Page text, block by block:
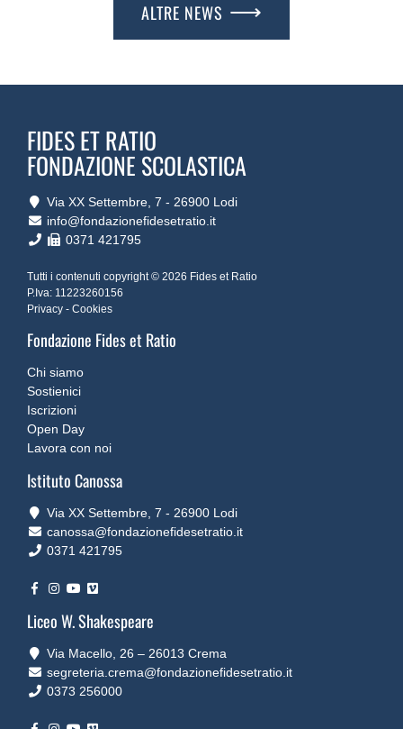
ALTRE NEWS
FIDES ET RATIO
FONDAZIONE SCOLASTICA
Via XX Settembre, 7 ‐ 26900 Lodi
info@fondazionefidesetratio.it
0371 421795
Tutti i contenuti copyright © 2026 Fides et Ratio
P.Iva: 11223260156
Privacy - Cookies
Fondazione Fides et Ratio
Chi siamo
Sostienici
Iscrizioni
Open Day
Lavora con noi
Istituto Canossa
Via XX Settembre, 7 ‐ 26900 Lodi
canossa@fondazionefidesetratio.it
0371 421795
Liceo W. Shakespeare
Via Macello, 26 – 26013 Crema
segreteria.crema@fondazionefidesetratio.it
0373 256000